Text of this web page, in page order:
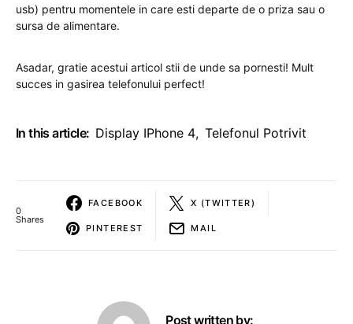
usb) pentru momentele in care esti departe de o priza sau o
sursa de alimentare.
Asadar, gratie acestui articol stii de unde sa pornesti! Mult
succes in gasirea telefonului perfect!
In this article: Display IPhone 4, Telefonul Potrivit
0
Shares
FACEBOOK X (TWITTER)
PINTEREST MAIL
Post written by: